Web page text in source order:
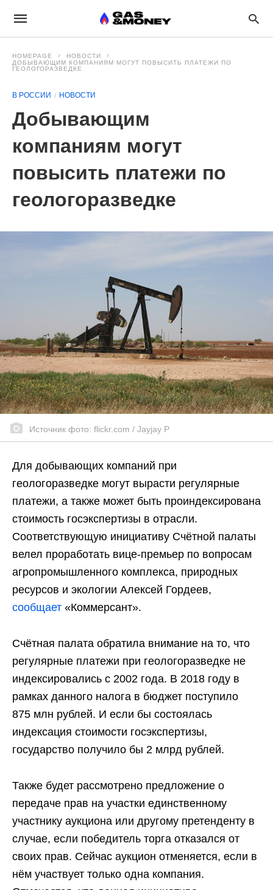
HOMEPAGE
НОВОСТИ
ДОБЫВАЮЩИМ КОМПАНИЯМ МОГУТ ПОВЫСИТЬ ПЛАТЕЖИ ПО
ГЕОЛОГОРАЗВЕДКЕ
В РОССИИ НОВОСТИ
Добывающим
компаниям могут
повысить платежи по
геологоразведке
Источник фото: flickr.com / Jayjay P
Для добывающих компаний при
геологоразведке могут вырасти регулярные
платежи, а также может быть проиндексирована
стоимость госэкспертизы в отрасли.
Соответствующую инициативу Счётной палаты
велел проработать вице-премьер по вопросам
агропромышленного комплекса, природных
ресурсов и экологии Алексей Гордеев,
сообщает «Коммерсант».
Счётная палата обратила внимание на то, что
регулярные платежи при геологоразведке не
индексировались с 2002 года. В 2018 году в
рамках данного налога в бюджет поступило
875 млн рублей. И если бы состоялась
индексация стоимости госэкспертизы,
государство получило бы 2 млрд рублей.
Также будет рассмотрено предложение о
передаче прав на участки единственному
участнику аукциона или другому претенденту в
случае, если победитель торга отказался от
своих прав. Сейчас аукцион отменяется, если в
нём участвует только одна компания.